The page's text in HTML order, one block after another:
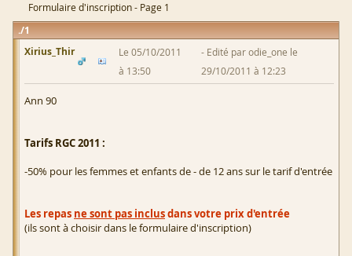
Formulaire d'inscription - Page 1
1
Xirius_Thir
Le 05/10/2011
à 13:50
Edité par odie_one le
29/10/2011 à 12:23
Ann 90
Tarifs RGC 2011 :
-50% pour les femmes et enfants de - de 12 ans sur le tarif d'entrée
Les repas ne sont pas inclusdans votre prix d'entrée
(ils sont à choisir dans le formulaire d'inscription)